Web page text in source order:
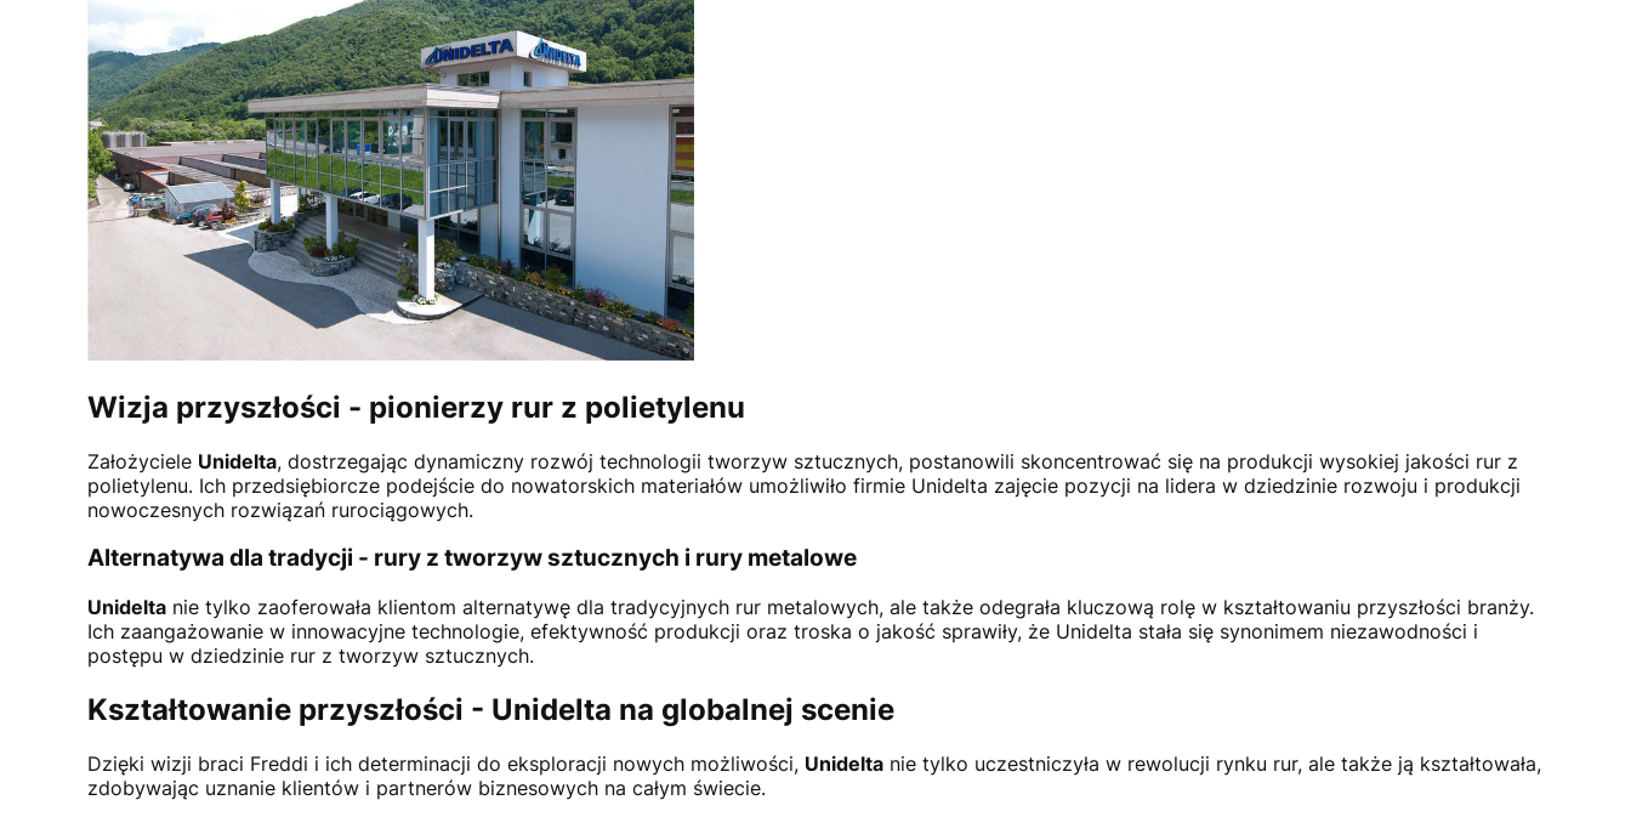
Wizja przyszłości - pionierzy rur z polietylenu
Założyciele Unidelta, dostrzegając dynamiczny rozwój technologii tworzyw sztucznych, postanowili skoncentrować się na produkcji wysokiej jakości rur z
polietylenu. Ich przedsiębiorcze podejście do nowatorskich materiałów umożliwiło firmie Unidelta zajęcie pozycji na lidera w dziedzinie rozwoju i produkcji
nowoczesnych rozwiązań rurociągowych.
Alternatywa dla tradycji - rury z tworzyw sztucznych i rury metalowe
Unidelta nie tylko zaoferowała klientom alternatywę dla tradycyjnych rur metalowych, ale także odegrała kluczową rolę w kształtowaniu przyszłości branży.
Ich zaangażowanie w innowacyjne technologie, efektywność produkcji oraz troska o jakość sprawiły, że Unidelta stała się synonimem niezawodności i
postępu w dziedzinie rur z tworzyw sztucznych.
Kształtowanie przyszłości - Unidelta na globalnej scenie
Dzięki wizji braci Freddi i ich determinacji do eksploracji nowych możliwości, Unidelta nie tylko uczestniczyła w rewolucji rynku rur, ale także ją kształtowała,
zdobywając uznanie klientów i partnerów biznesowych na całym świecie.